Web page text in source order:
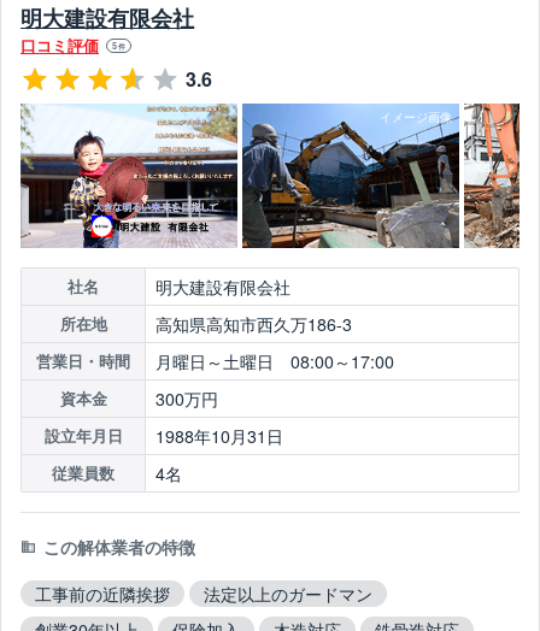
明大建設有限会社
口コミ評価 5件
3.6
社名 明大建設有限会社
所在地 高知県高知市西久万186-3
営業日・時間 月曜日～土曜日 08:00～17:00
資本金 300万円
設立年月日 1988年10月31日
従業員数 4名
この解体業者の特徴
工事前の近隣挨拶
法定以上のガードマン